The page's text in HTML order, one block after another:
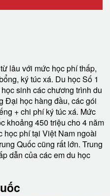
lâu với mức học phí thấp,
ký túc xá. Du học Số 1
sinh các chương trình du
Đại học hàng đầu, các gói
+ chi phí ký túc xá. Mức
khoảng 450 triệu cho 4 năm
học phí tại Việt Nam ngoài
Quốc cũng rất lớn. Trung
dẫn của các em du học